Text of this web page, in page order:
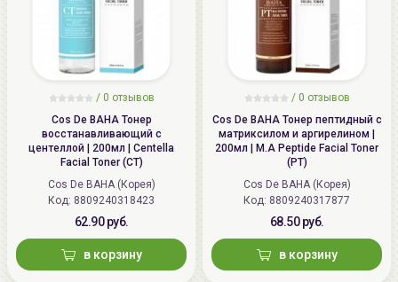
/ 0 отзывов
Cos De BAHA Тонер
восстанавливающий с
центеллой | 200мл | Centella
Facial Toner (CT)
Cos De BAHA (Корея)
Код: 8809240318423
62.90 руб.
в корзину
/ 0 отзывов
Cos De BAHA Тонер пептидный с
матриксилом и аргирелином |
200мл | M.A Peptide Facial Toner
(PT)
Cos De BAHA (Корея)
Код: 8809240317877
68.50 руб.
в корзину